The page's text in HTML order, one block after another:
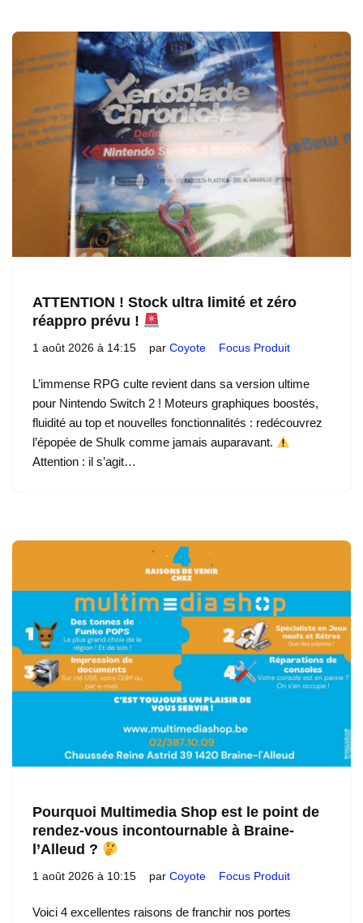
ATTENTION ! Stock ultra limité et zéro
réappro prévu !
1 août 2026 à 14:15 par Coyote Focus Produit
L’immense RPG culte revient dans sa version ultime
pour Nintendo Switch 2 ! Moteurs graphiques boostés,
fluidité au top et nouvelles fonctionnalités : redécouvrez
l’épopée de Shulk comme jamais auparavant.
Attention : il s’agit…
Pourquoi Multimedia Shop est le point de
rendez-vous incontournable à Braine-
l’Alleud ?
1 août 2026 à 10:15 par Coyote Focus Produit
Voici 4 excellentes raisons de franchir nos portes